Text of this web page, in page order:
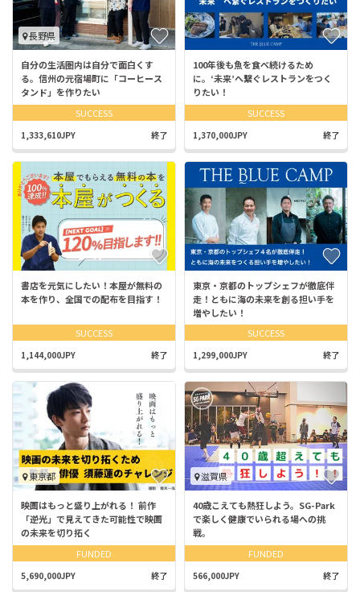
長野県
自分の生活圏内は自分で面白くす
る。信州の元宿場町に「コーヒース
タンド」を作りたい
SUCCESS
1,333,610JPY 終了
100年後も魚を食べ続けるため
に。‘未来’へ繋ぐレストランをつく
りたい！
SUCCESS
1,370,000JPY 終了
書店を元気にしたい！本屋が無料の
本を作り、全国での配布を目指す！
SUCCESS
1,144,000JPY 終了
東京・京都のトップシェフが徹底伴
走！ともに海の未来を創る担い手を
増やしたい！
SUCCESS
1,299,000JPY 終了
東京都
映画はもっと盛り上がれる！ 前作
「逆光」で見えてきた可能性で映画
の未来を切り拓く
FUNDED
5,690,000JPY 終了
滋賀県
40歳こえても熱狂しよう。SG-Park
で楽しく健康でいられる場への挑
戦。
FUNDED
566,000JPY 終了